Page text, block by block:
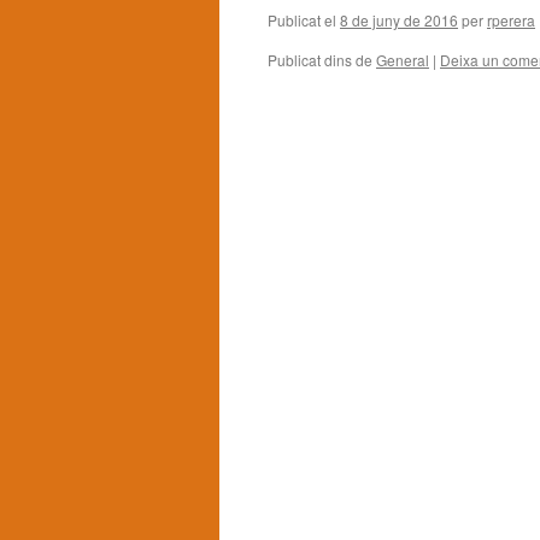
Publicat el 8 de juny de 2016 per rperera
Publicat dins de General | Deixa un